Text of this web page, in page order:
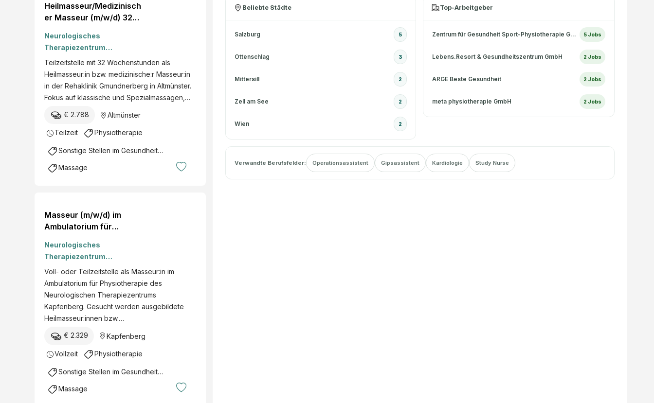
Heilmasseur/Medizinisch
er Masseur (m/w/d) 32
Neurologisches
Therapiezentrum
Gmundnerberg
Teilzeitstelle mit 32 Wochenstunden als
Heilmasseur:in bzw. medizinische:r Masseur:in
in der Rehaklinik Gmundnerberg in Altmünster.
Fokus auf klassische und Spezialmassagen,…
€ 2.788 Altmünster
Teilzeit Physiotherapie
Sonstige Stellen im Gesundheitsbereich
Massage
Masseur (m/w/d) im
Ambulatorium für
Neurologisches
Therapiezentrum
Kapfenberg GmbH
Voll- oder Teilzeitstelle als Masseur:in im
Ambulatorium für Physiotherapie des
Neurologischen Therapiezentrums
Kapfenberg. Gesucht werden ausgebildete
Heilmasseur:innen bzw.…
€ 2.329 Kapfenberg
Vollzeit Physiotherapie
Sonstige Stellen im Gesundheitsbereich
Massage
Beliebte Städte
Salzburg 5
Ottenschlag 3
Mittersill 2
Zell am See 2
Wien 2
Top-Arbeitgeber
Zentrum für Gesundheit Sport-Physiotherapie GmbH 5 Jobs
Lebens.Resort & Gesundheitszentrum GmbH 2 Jobs
ARGE Beste Gesundheit 2 Jobs
meta physiotherapie GmbH 2 Jobs
Verwandte Berufsfelder: Operationsassistent Gipsassistent Kardiologie Study Nurse